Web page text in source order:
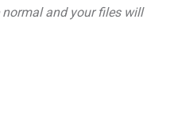
and your files will